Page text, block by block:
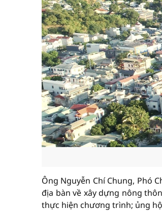
Ông Nguyễn Chí Chung, Phó
địa bàn về xây dựng nông
thực hiện chương trình; ủng